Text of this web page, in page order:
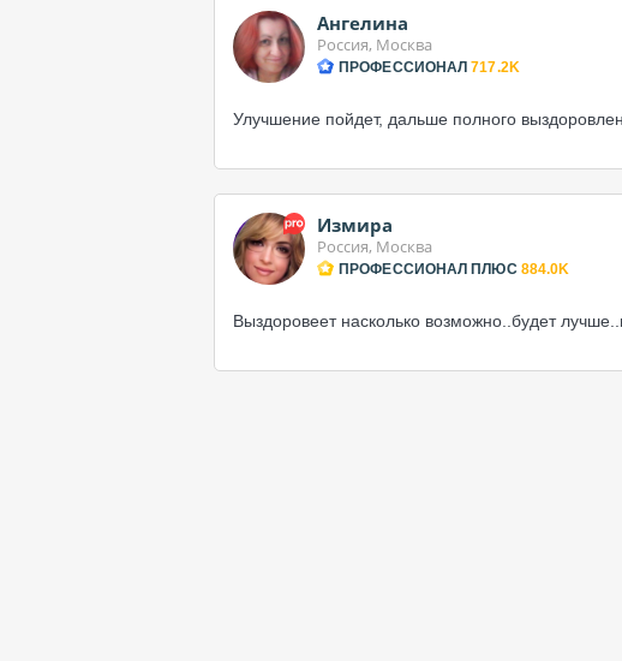
Ангелина
Россия, Москва
ПРОФЕССИОНАЛ 717.2K
Улучшение пойдет, дальше полного
Измира
Россия, Москва
ПРОФЕССИОНАЛ ПЛЮС 884.0K
Выздоровеет насколько возможно..будет